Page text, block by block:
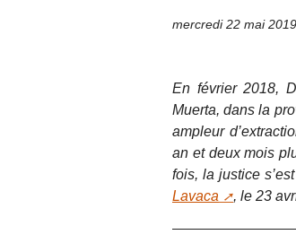
mercredi 22 mai 2019
En février 2018,
Muerta, dans la
ampleur
an et deux mois
fois, la justice
Lavaca
, le 23